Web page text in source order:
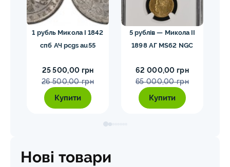
1 рубль Микола I 1842
спб АЧ pcgs au55
25 500,00 грн
26 500,00 грн
Купити
5 рублів — Микола II
1898 АГ MS62 NGC
62 000,00 грн
65 000,00 грн
Купити
Нові товари